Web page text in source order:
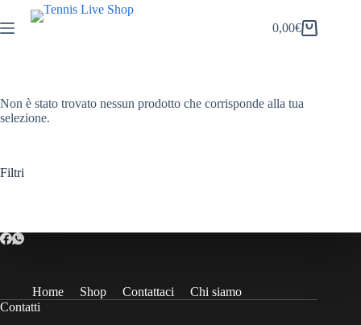
al
contenuto
Carrello
0,00€
Non è stato trovato nessun prodotto che corrisponde alla tua
selezione.
Filtri
Home Shop Contattaci
Chi siamo
Contatti